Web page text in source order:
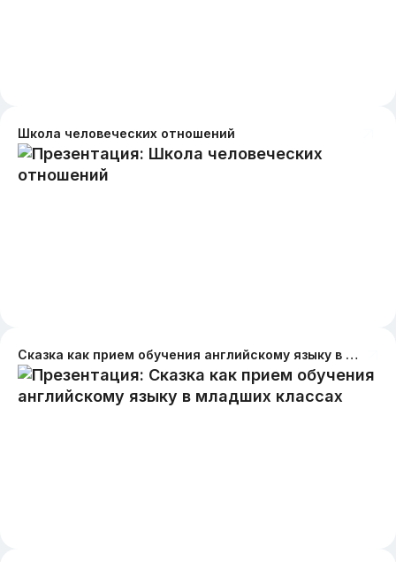
Школа человеческих отношений
Сказка как прием обучения английскому языку в младших классах